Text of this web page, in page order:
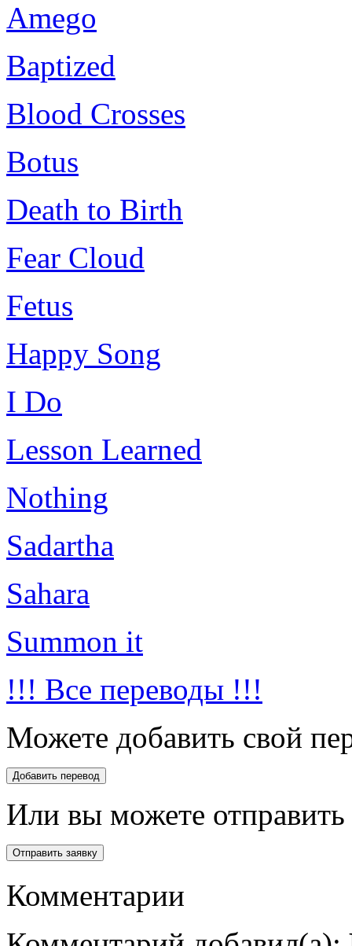
Amego
Baptized
Blood Crosses
Botus
Death to Birth
Fear Cloud
Fetus
Happy Song
I Do
Lesson Learned
Nothing
Sadartha
Sahara
Summon it
!!! Все переводы !!!
Можете добавить свой
Или вы можете отправить
Комментарии